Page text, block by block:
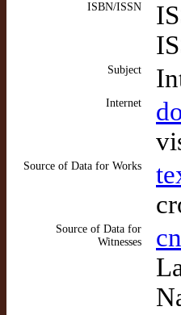
ISBN/ISSN
Subject
Internet
Source of Data for Works
Source of Data for
Witnesses